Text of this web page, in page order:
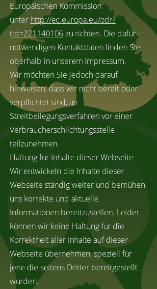
Europäischen Kommission
unter http://ec.europa.eu/odr?
tid=221140106zu richten. Die dafür
notwendigen Kontaktdaten finden Sie
oberhalb in unserem Impressum.
Wir möchten Sie jedoch darauf
hinweisen, dass wir nicht bereit oder
verpflichtet sind, an
Streitbeilegungsverfahren vor einer
Verbraucherschlichtungsstelle
teilzunehmen.
Haftung für Inhalte dieser Webseite
Wir entwickeln die Inhalte dieser
Webseite ständig weiter und bemühen
uns korrekte und aktuelle
Informationen bereitzustellen. Leider
können wir keine Haftung für die
Korrektheit aller Inhalte auf dieser
Webseite übernehmen, speziell für
jene die seitens Dritter bereitgestellt
wurden.